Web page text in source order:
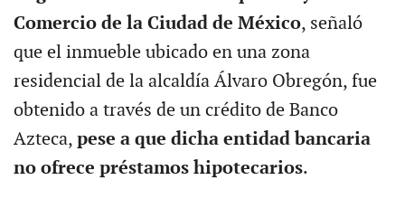
Comercio de la Ciudad de México, señaló
que el inmueble ubicado en una zona
residencial de la alcaldía Álvaro Obregón, fue
obtenido a través de un crédito de Banco
Azteca, pese a que dicha entidad bancaria
no ofrece préstamos hipotecarios.